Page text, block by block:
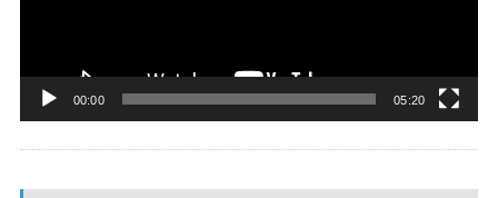
00:00 05:20